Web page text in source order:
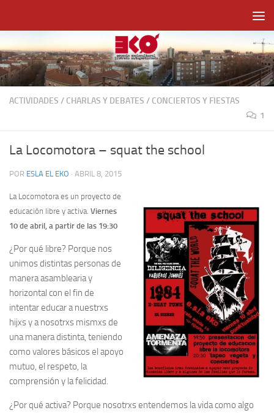
ACTIVIDADES / CHARLAS Y DEBATES / CONCIERTOS Y FIESTAS
1
La Locomotora – squat the school
POR ESLA EL EKO · ABRIL 8, 2015
La Locomotora es un proyecto de
educación libre y activa. Viernes
10 de abril, a partir de las 19:30
¿Por qué libre? Porque nos
unimos distintas personas de
manera asamblearia y
horizontal con el fin de
intentar educar a nuestrxs
hijxs y a nosotrxs mismxs de
una manera distinta, teniendo
como valores básicos el apoyo
mutuo, el respeto, la
comprensión y la felicidad.
¿Por qué activa? Porque nosotrxs entendemos la vida como algo